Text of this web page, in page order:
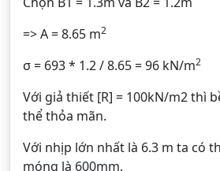
=> A = 8.65 m2
σ = 693 * 1.2 / 8.65 = 96 kN/m2
Với giả thiết [R] = 100kN/m2 thì
thể thỏa mãn.
Với nhịp lớn nhất là 6.3 m ta có
móng là 600mm.